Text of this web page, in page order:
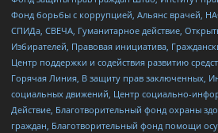
Фонд борьбы с коррупцией, Альянс врачей,
СПИДа, СВЕЧА, Гуманитарное действие,
Избирателей, Правовая инициатива,
Центр поддержки и содействия развитию
Горячая Линия, В защиту прав заключенных,
социальных движений, Центр социально-
Действие, Благотворительный фонд охраны
граждан, Благотворительный фонд помощи